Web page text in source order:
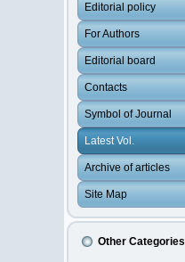
Editorial policy
For Authors
Editorial board
Contacts
Symbol of Journal
Latest Vol.
Archive of articles
Site Map
Other Categories